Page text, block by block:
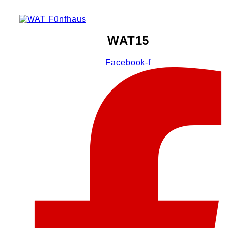
WAT15
Facebook-f